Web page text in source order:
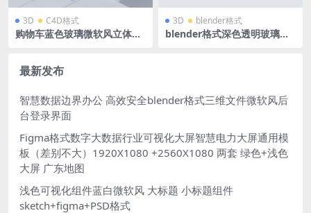
3D C4D格式
购物车蓝色玻璃微软风立体场
1005
3D blender格式
blender格式深色透明玻璃深
最新发布
智慧数据边界办公 高效安全blender格式三维文件微软风后
台登录界面
Figma格式数字大数据行业可视化大屏智慧电力大屏通用模
板（差别不大）1920X1080 +2560X1080 两套 绿色+浅色
大屏 广东地图
浅色可视化组件蓝白微软风 大标题 小标题组件
sketch+figma+PSD格式